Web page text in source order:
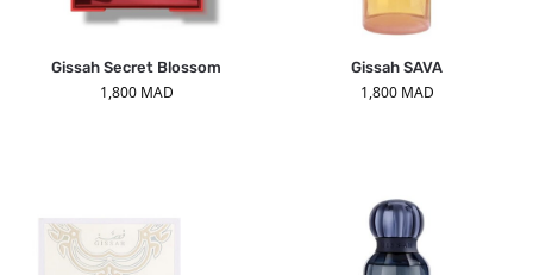
Gissah Secret Blossom
1,800 MAD
Gissah SAVA
1,800 MAD